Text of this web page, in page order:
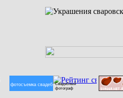
Свадебный
фотограф
фотосъемка свадеб